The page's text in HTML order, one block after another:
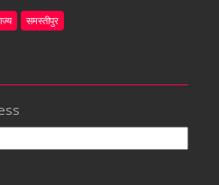
समस्तीपुर